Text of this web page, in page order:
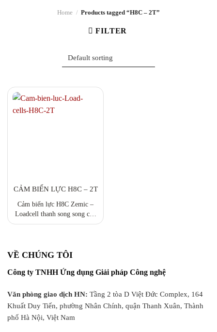
Home / Products tagged “H8C – 2T”
FILTER
CẢM BIẾN LỰC H8C – 2T
Cảm biến lực H8C Zemic –
Loadcell thanh song song cho
cân bàn và cân đóng bao (1 T,
các hệ thống cân bàn điện tử,
nghiệp tải trọng trung bình đến
tử,...
VỀ CHÚNG TÔI
Công ty TNHH Ứng dụng Giải pháp Công nghệ
Văn phòng giao dịch HN: Tầng 2 tòa D Việt Đức Complex, 164
Khuất Duy Tiến, phường Nhân Chính, quận Thanh Xuân, Thành
phố Hà Nội, Việt Nam